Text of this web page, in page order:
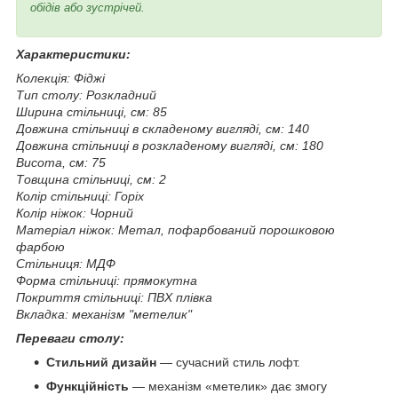
обідів або зустрічей.
Характеристики:
Колекція: Фіджі
Тип столу: Розкладний
Ширина стільниці, см: 85
Довжина стільниці в складеному вигляді, см: 140
Довжина стільниці в розкладеному вигляді, см: 180
Висота, см: 75
Товщина стільниці, см: 2
Колір стільниці: Горіх
Колір ніжок: Чорний
Матеріал ніжок: Метал, пофарбований порошковою
фарбою
Стільниця: МДФ
Форма стільниці: прямокутна
Покриття стільниці: ПВХ плівка
Вкладка: механізм "метелик"
Переваги столу:
Стильний дизайн — сучасний стиль лофт.
Функційність — механізм «метелик» дає змогу